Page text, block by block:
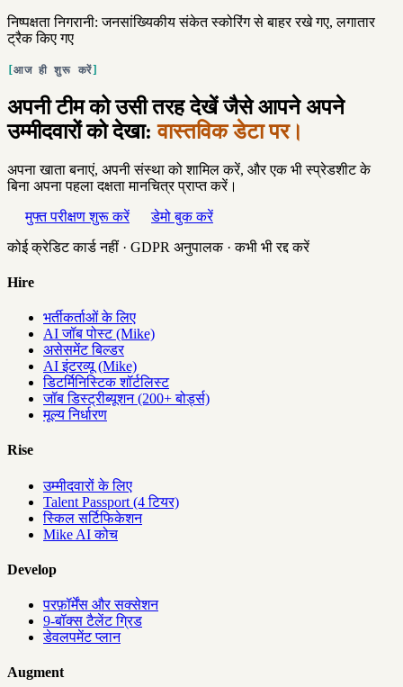
निष्पक्षता निगरानी: जनसांख्यिकीय संकेत स्कोरिंग से बाहर रखे गए, लगातार
ट्रैक किए गए
आज ही शुरू करें
अपनी टीम को उसी तरह देखें जैसे आपने अपने
उम्मीदवारों को देखा:वास्तविक डेटा पर।
अपना खाता बनाएं, अपनी संस्था को शामिल करें, और एक भी स्प्रेडशीट के
बिना अपना पहला दक्षता मानचित्र प्राप्त करें।
मुफ्त परीक्षण शुरू करें
डेमो बुक करें
कोई क्रेडिट कार्ड नहीं · GDPR अनुपालक · कभी भी रद्द करें
Hire
भर्तीकर्ताओं के लिए
AI जॉब पोस्ट (Mike)
असेसमेंट बिल्डर
AI इंटरव्यू (Mike)
डिटर्मिनिस्टिक शॉर्टलिस्ट
जॉब डिस्ट्रीब्यूशन (200+ बोर्ड्स)
मूल्य निर्धारण
Rise
उम्मीदवारों के लिए
Talent Passport (4 टियर)
स्किल सर्टिफिकेशन
Mike AI कोच
Develop
परफ़ॉर्मेंस और सक्सेशन
9-बॉक्स टैलेंट ग्रिड
डेवलपमेंट प्लान
Augment